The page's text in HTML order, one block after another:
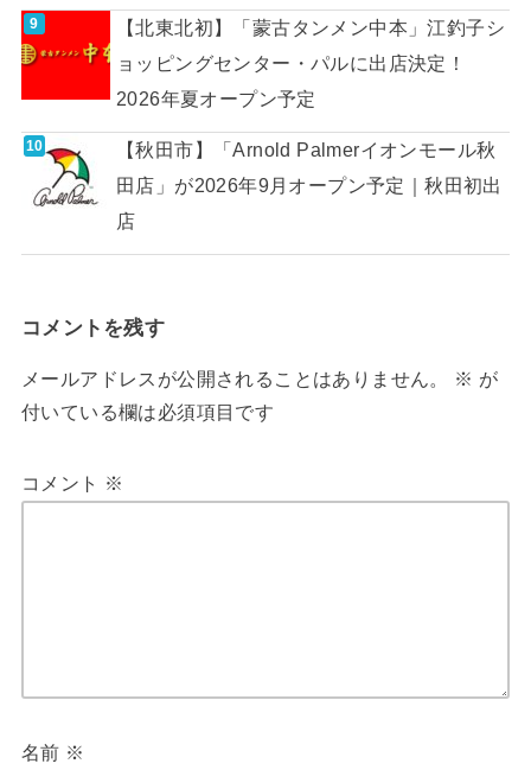
【北東北初】「蒙古タンメン中本」江釣子シ
ョッピングセンター・パルに出店決定！
2026年夏オープン予定
【秋田市】「Arnold Palmerイオンモール秋
田店」が2026年9月オープン予定｜秋田初出
店
コメントを残す
メールアドレスが公開されることはありません。 ※ が
付いている欄は必須項目です
コメント ※
名前 ※